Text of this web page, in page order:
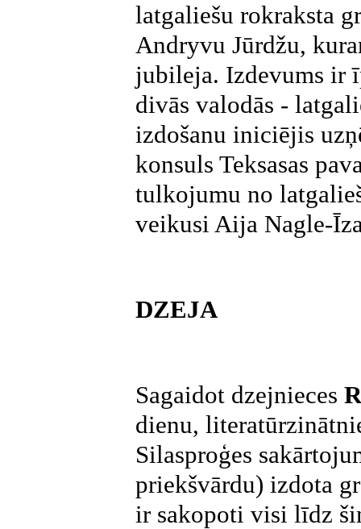
latgaliešu rokraksta
Andryvu Jūrdžu,
jubileja. Izdevums ir
divās valodās -
izdošanu iniciējis
konsuls Teksasas
tulkojumu no
veikusi Aija Nagle-
DZEJA
Sagaidot dzejnieces
dienu,
Silasproģes
priekšvārdu) izdota
ir sakopoti visi līdz